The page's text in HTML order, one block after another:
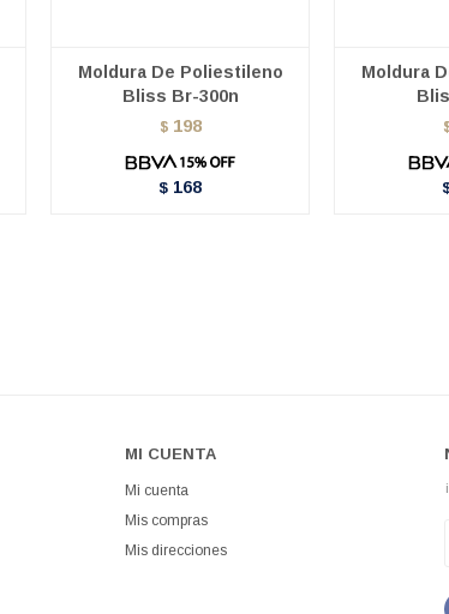
Moldura De Poliestileno
Bliss Br-300n
$ 198
$ 168
Moldura
MI CUENTA
Mi cuenta
Mis compras
Mis direcciones